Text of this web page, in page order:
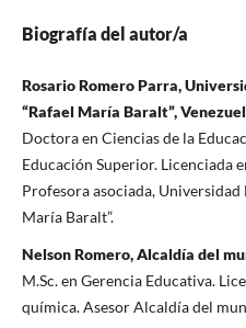
Biografía del autor/a
Rosario Romero Parra,
“Rafael María Baralt”,
Doctora en Ciencias de la
Educación Superior. Licenciada
Profesora asociada,
María Baralt”.
Nelson Romero, Alcaldía del
M.Sc. en Gerencia Educativa.
química. Asesor Alcaldía del